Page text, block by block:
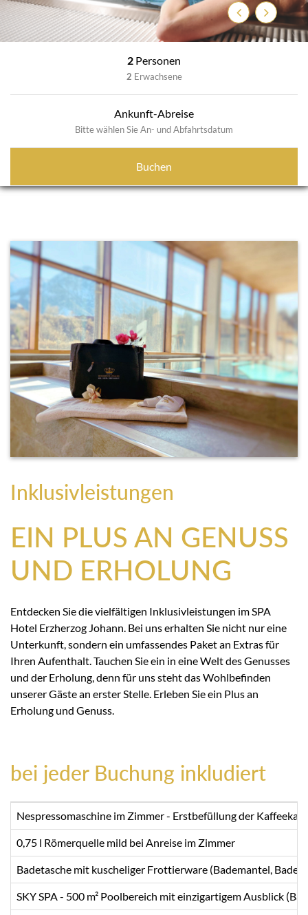
Previous
Next
2 Personen
2 Erwachsene
Ankunft-Abreise
Bitte wählen Sie An- und Abfahrtsdatum
Buchen
Inklusivleistungen
EIN PLUS AN GENUSS
UND ERHOLUNG
Entdecken Sie die vielfältigen Inklusivleistungen im SPA
Hotel Erzherzog Johann. Bei uns erhalten Sie nicht nur eine
Unterkunft, sondern ein umfassendes Paket an Extras für
Ihren Aufenthalt. Tauchen Sie ein in eine Welt des Genusses
und der Erholung, denn für uns steht das Wohlbefinden
unserer Gäste an erster Stelle. Erleben Sie ein Plus an
Erholung und Genuss.
bei jeder Buchung inkludiert
Nespressomaschine im Zimmer - Erstbefüllung der
0,75 l Römerquelle mild bei Anreise im Zimmer
Badetasche mit kuscheliger Frottierware (Bademantel,
SKY SPA - 500 m² Poolbereich mit einzigartigem Ausblick